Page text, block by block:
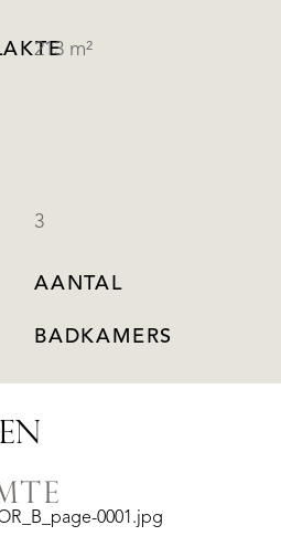
213 m²
3
AANTAL
BADKAMERS
0001.jpg